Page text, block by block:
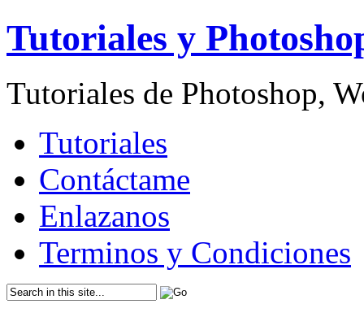
Tutoriales y
Tutoriales de Photoshop,
Tutoriales
Contáctame
Enlazanos
Terminos y Condiciones